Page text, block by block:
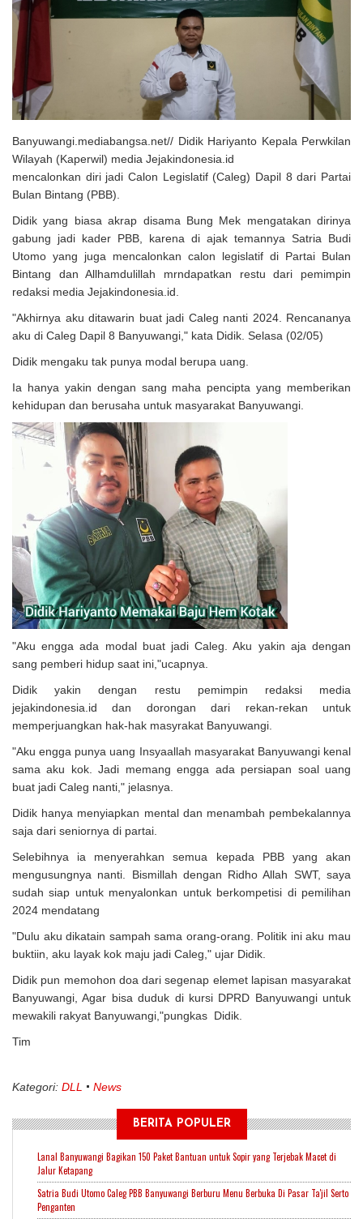
Uji Coba Program NADI JKN
Banyuwangi.mediabangsa.net// Didik Hariyanto Kepala Perwkilan
Wilayah (Kaperwil) media Jejakindonesia.id
mencalonkan diri jadi Calon Legislatif (Caleg) Dapil 8 dari Partai
Bulan Bintang (PBB).
Didik yang biasa akrap disama Bung Mek mengatakan dirinya
gabung jadi kader PBB, karena di ajak temannya Satria Budi
Utomo yang juga mencalonkan calon legislatif di Partai Bulan
Bintang dan Allhamdulillah mrndapatkan restu dari pemimpin
redaksi media Jejakindonesia.id.
"Akhirnya aku ditawarin buat jadi Caleg nanti 2024. Rencananya
aku di Caleg Dapil 8 Banyuwangi," kata Didik. Selasa (02/05)
Didik mengaku tak punya modal berupa uang.
Ia hanya yakin dengan sang maha pencipta yang memberikan
kehidupan dan berusaha untuk masyarakat Banyuwangi.
"Aku engga ada modal buat jadi Caleg. Aku yakin aja dengan
sang pemberi hidup saat ini,"ucapnya.
Didik yakin dengan restu pemimpin redaksi media
jejakindonesia.id dan dorongan dari rekan-rekan untuk
memperjuangkan hak-hak masyrakat Banyuwangi.
"Aku engga punya uang Insyaallah masyarakat Banyuwangi kenal
sama aku kok. Jadi memang engga ada persiapan soal uang
buat jadi Caleg nanti," jelasnya.
Didik hanya menyiapkan mental dan menambah pembekalannya
saja dari seniornya di partai.
Selebihnya ia menyerahkan semua kepada PBB yang akan
mengusungnya nanti. Bismillah dengan Ridho Allah SWT, saya
sudah siap untuk menyalonkan untuk berkompetisi di pemilihan
2024 mendatang
"Dulu aku dikatain sampah sama orang-orang. Politik ini aku mau
buktiin, aku layak kok maju jadi Caleg," ujar Didik.
Didik pun memohon doa dari segenap elemet lapisan masyarakat
Banyuwangi, Agar bisa duduk di kursi DPRD Banyuwangi untuk
mewakili rakyat Banyuwangi,"pungkas Didik.
Tim
Kategori: DLL News
BERITA POPULER
Lanal Banyuwangi Bagikan 150 Paket Bantuan untuk Sopir yang Terjebak Macet di
Jalur Ketapang
Satria Budi Utomo Caleg PBB Banyuwangi Berburu Menu Berbuka Di Pasar Ta'jil Serto
Penganten